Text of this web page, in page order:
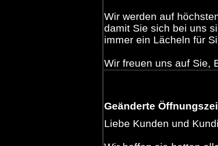
Wir werden auf
damit Sie sich bei uns
immer ein Lächeln für
Wir freuen uns auf Sie,
Geänderte
Liebe Kunden und